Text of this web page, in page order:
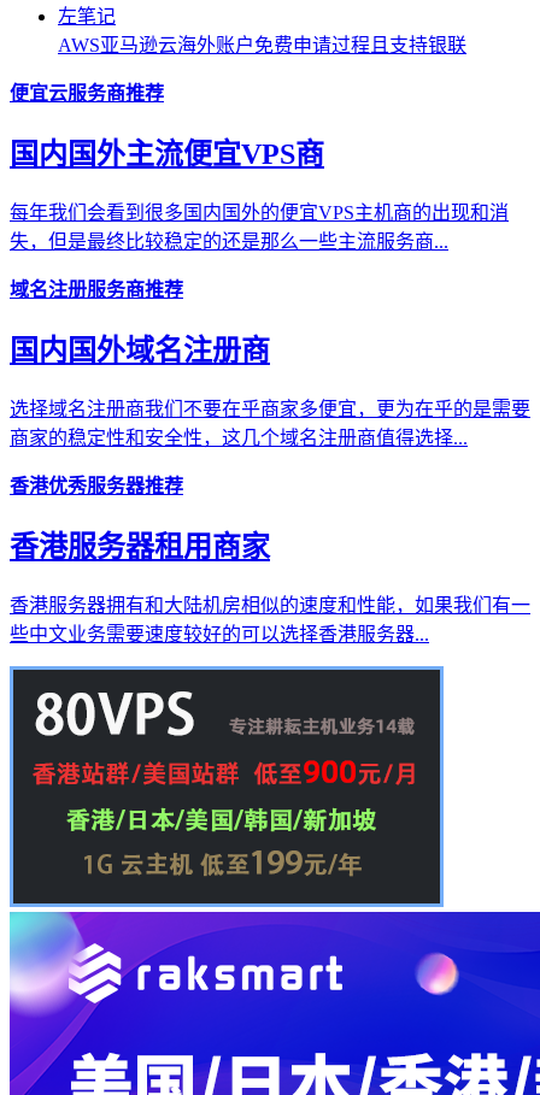
AWS亚马逊云海外账户免费申请过程且支持银联
便宜云服务商推荐
国内国外主流便宜VPS商
每年我们会看到很多国内国外的便宜VPS主机商的出现和消
失，但是最终比较稳定的还是那么一些主流服务商...
域名注册服务商推荐
国内国外域名注册商
选择域名注册商我们不要在乎商家多便宜，更为在乎的是需要
商家的稳定性和安全性，这几个域名注册商值得选择...
香港优秀服务器推荐
香港服务器租用商家
香港服务器拥有和大陆机房相似的速度和性能，如果我们有一
些中文业务需要速度较好的可以选择香港服务器...